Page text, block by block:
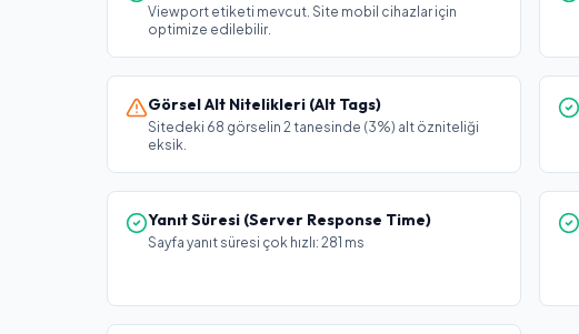
Viewport etiketi mevcut. Site mobil cihazlar için
optimize edilebilir.
Görsel Alt Nitelikleri (Alt Tags)
Sitedeki 68 görselin 2 tanesinde (3%) alt özniteliği
eksik.
Yanıt Süresi (Server Response Time)
Sayfa yanıt süresi çok hızlı: 281 ms